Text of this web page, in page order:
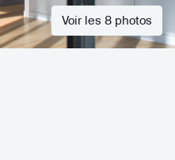
Voir les 8 photos